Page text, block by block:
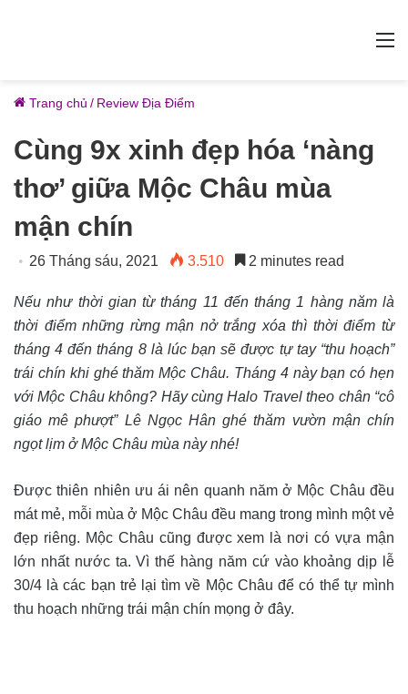
Trang chủ / Review Địa Điểm
Cùng 9x xinh đẹp hóa ‘nàng
thơ’ giữa Mộc Châu mùa
mận chín
26 Tháng sáu, 2021 3.510 2 minutes read
Nếu như thời gian từ tháng 11 đến tháng 1 hàng năm là
thời điểm những rừng mận nở trắng xóa thì thời điểm từ
tháng 4 đến tháng 8 là lúc bạn sẽ được tự tay “thu hoạch”
trái chín khi ghé thăm Mộc Châu. Tháng 4 này bạn có hẹn
với Mộc Châu không? Hãy cùng Halo Travel theo chân “cô
giáo mê phượt” Lê Ngọc Hân ghé thăm vườn mận chín
ngọt lịm ở Mộc Châu mùa này nhé!
Được thiên nhiên ưu ái nên quanh năm ở Mộc Châu đều
mát mẻ, mỗi mùa ở Mộc Châu đều mang trong mình một vẻ
đẹp riêng. Mộc Châu cũng được xem là nơi có vựa mận
lớn nhất nước ta. Vì thế hàng năm cứ vào khoảng dịp lễ
30/4 là các bạn trẻ lại tìm về Mộc Châu để có thể tự mình
thu hoạch những trái mận chín mọng ở đây.